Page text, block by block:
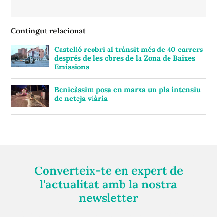
Contingut relacionat
Castelló reobri al trànsit més de 40 carrers
després de les obres de la Zona de Baixes
Emissions
Benicàssim posa en marxa un pla intensiu
de neteja viària
Converteix-te en expert de
l'actualitat amb la nostra
newsletter